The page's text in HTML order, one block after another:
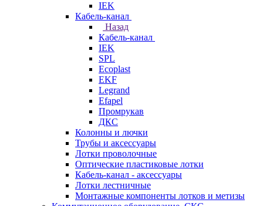
IEK
Кабель-канал
Назад
Кабель-канал
IEK
SPL
Ecoplast
EKF
Legrand
Efapel
Промрукав
ДКС
Колонны и лючки
Трубы и аксессуары
Лотки проволочные
Оптические пластиковые лотки
Кабель-канал - аксессуары
Лотки лестничные
Монтажные компоненты лотков и метизы